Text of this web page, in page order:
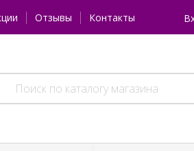
Отзывы Контакты